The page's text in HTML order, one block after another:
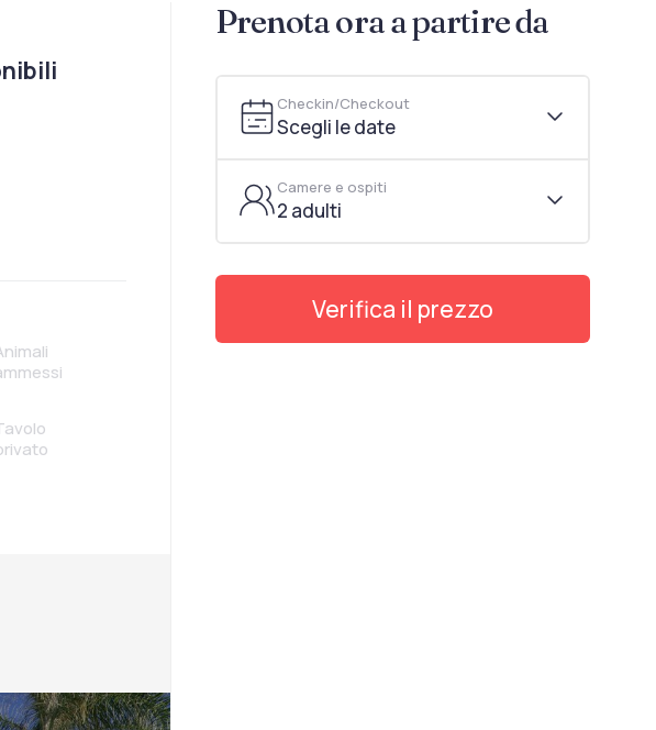
Prenota ora a partire da
Checkin/Checkout
Scegli le date
Camere e ospiti
2 adulti
Verifica il prezzo